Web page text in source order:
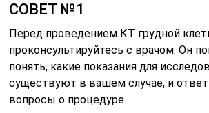
СОВЕТ №1
Перед проведением КТ грудной
проконсультируйтесь с врачом. Он
понять, какие показания для
существуют в вашем случае, и
вопросы о процедуре.